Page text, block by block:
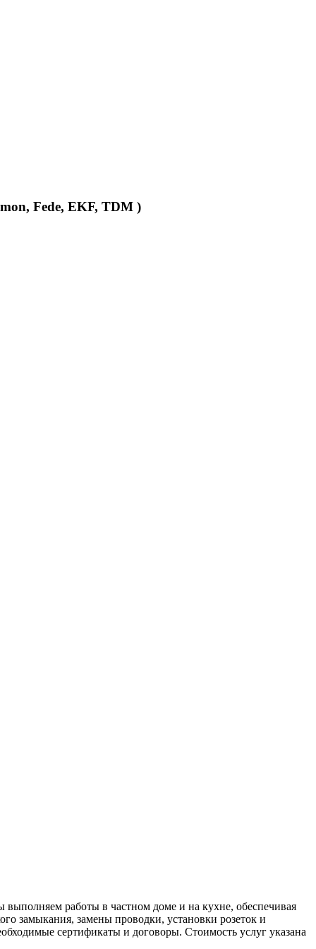
Fede, EKF, TDM )
работы в частном доме и на кухне, обеспечивая
замыкания, замены проводки, установки розеток и
сертификаты и договоры. Стоимость услуг указана